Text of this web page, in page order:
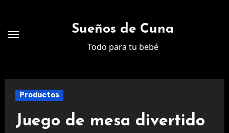
contenido
Sueños de Cuna
Todo para tu bebé
Productos
Juego de mesa divertido